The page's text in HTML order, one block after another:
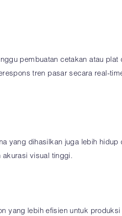
pembuatan cetakan atau plat
tren pasar secara real-
yang dihasilkan juga lebih hidup
akurasi visual tinggi.
yang lebih efisien untuk